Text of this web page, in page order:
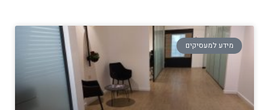
מידע למעסיקים